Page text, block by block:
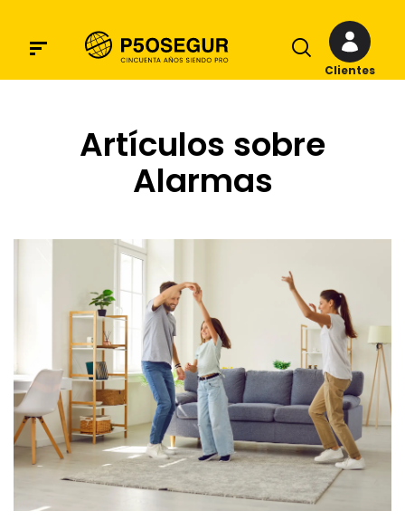
Clientes
Artículos sobre
Alarmas